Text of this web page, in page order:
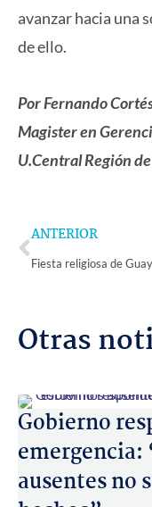
avanzar hacia una
de ello.
Por Fernando
Magister en
U.Central Región
Prev
ANTERIOR
Otras
Gobierno
emergencia:
ausentes no